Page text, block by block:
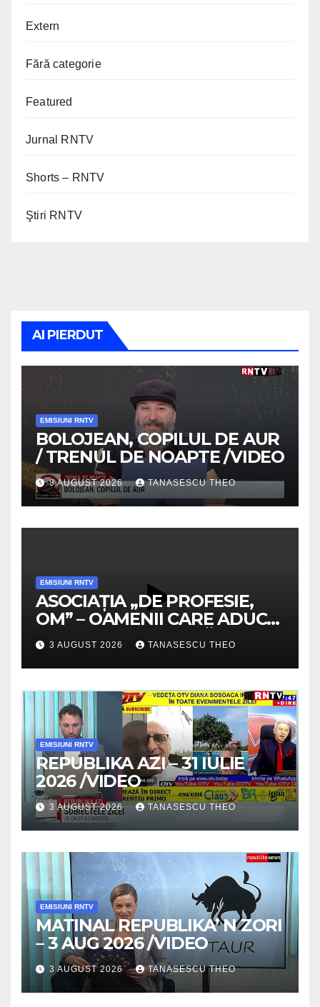
Extern
Fără categorie
Featured
Jurnal RNTV
Shorts – RNTV
Ştiri RNTV
AI PIERDUT
EMISIUNI RNTV
BOLOJEAN, COPILUL DE AUR
/ TRENUL DE NOAPTE /VIDEO
3 AUGUST 2026 TANASESCU THEO
EMISIUNI RNTV
ASOCIAȚIA „DE PROFESIE,
OM” – OAMENII CARE ADUC
VALOARE COMUNITĂȚII /
SECRETELE SUCCESULUI
/VIDEO
3 AUGUST 2026 TANASESCU THEO
EMISIUNI RNTV
REPUBLIKA AZI – 31 IULIE
2026 /VIDEO
3 AUGUST 2026 TANASESCU THEO
EMISIUNI RNTV
MATINAL REPUBLIKA’ N ZORI
– 3 AUG 2026 /VIDEO
3 AUGUST 2026 TANASESCU THEO